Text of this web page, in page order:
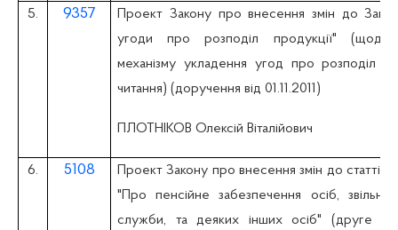
5. 9357
Проект Закону про внесення змін до
угоди про розподіл продукції" (щодо
механізму укладення угод про розподіл
читання) (доручення від 01.11.2011)
ПЛОТНІКОВ Олексій Віталійович
6. 5108
Проект Закону про внесення змін до статті
"Про пенсійне забезпечення осіб,
служби, та деяких інших осіб" (друге